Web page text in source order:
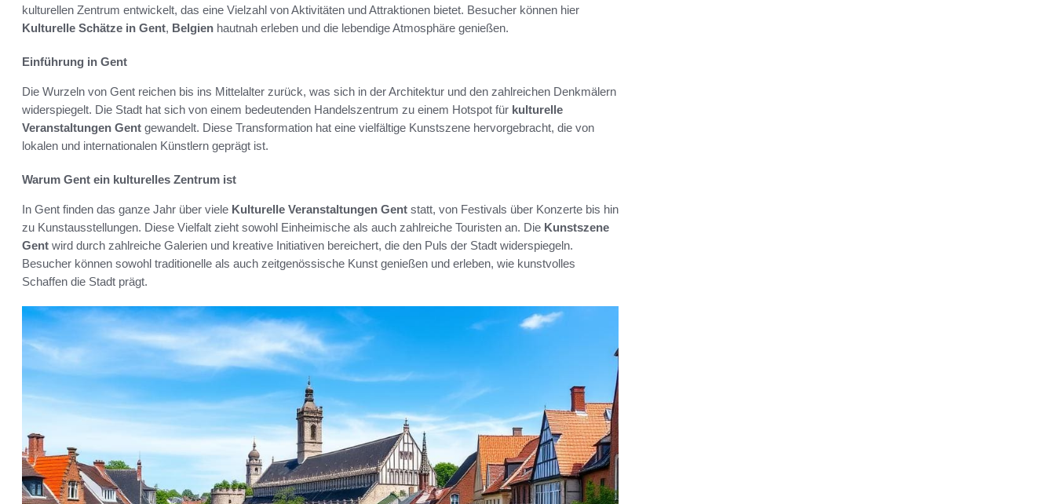
kulturellen Zentrum entwickelt, das eine Vielzahl von Aktivitäten und Attraktionen bietet. Besucher können hier
Kulturelle Schätze in Gent, Belgien hautnah erleben und die lebendige Atmosphäre genießen.
Einführung in Gent
Die Wurzeln von Gent reichen bis ins Mittelalter zurück, was sich in der Architektur und den zahlreichen Denkmälern
widerspiegelt. Die Stadt hat sich von einem bedeutenden Handelszentrum zu einem Hotspot für kulturelle
Veranstaltungen Gent gewandelt. Diese Transformation hat eine vielfältige Kunstszene hervorgebracht, die von
lokalen und internationalen Künstlern geprägt ist.
Warum Gent ein kulturelles Zentrum ist
In Gent finden das ganze Jahr über viele Kulturelle Veranstaltungen Gent statt, von Festivals über Konzerte bis hin
zu Kunstausstellungen. Diese Vielfalt zieht sowohl Einheimische als auch zahlreiche Touristen an. Die Kunstszene
Gent wird durch zahlreiche Galerien und kreative Initiativen bereichert, die den Puls der Stadt widerspiegeln.
Besucher können sowohl traditionelle als auch zeitgenössische Kunst genießen und erleben, wie kunstvolles
Schaffen die Stadt prägt.